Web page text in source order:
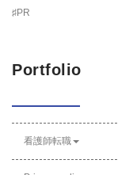
♯PR
Portfolio
看護師転職